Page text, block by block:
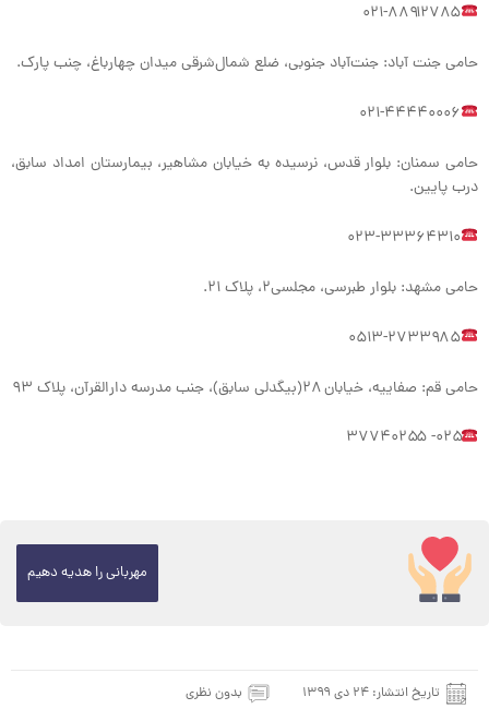
۰۲۱-۸۸۹۱۲۷۸۵
حامی جنت آباد: جنت‌آباد جنوبی، ضلع‌ شمال‌شرقی میدان چهارباغ، چنب پارک.
۰۲۱-۴۴۴۴۰۰۰۶
حامی سمنان: بلوار قدس، نرسیده به خیابان مشاهیر، بیمارستان امداد سابق،
درب پایین.
۰۲۳-۳۳۳۶۴۳۱۰
حامی مشهد: بلوار طبرسی، مجلسی‌۲، پلاک ۲۱.
۰۵۱۳-۲۷۳۳۹۸۵
حامی قم: صفاییه، خیابان ۲۸(بیگدلی سابق)، جنب مدرسه دارالقرآن، پلاک ۹۳
۰۲۵- ۳۷۷۴۰۲۵۵
مهربانی را هدیه دهیم
تاریخ انتشار: ۲۴ دی ۱۳۹۹ بدون نظری